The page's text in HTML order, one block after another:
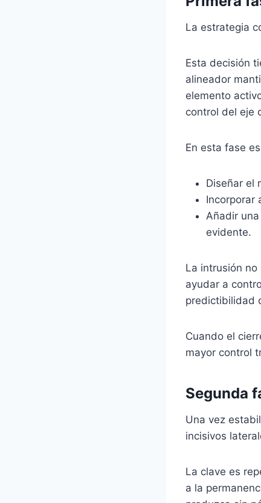
La estrategia
Esta decisión
alineador
elemento
control del eje
En esta fase
Diseñar el
Incorporar
Añadir
evidente.
La intrusión
ayudar a
predictibilidad
Cuando el
mayor control
Segunda
Una vez
incisivos
La clave es
a la